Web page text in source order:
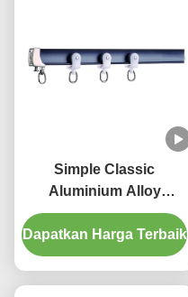
Simple Classic
Aluminium Alloy
Bendable Curtain Track
Fleksibel
Dapatkan Harga Terbaik